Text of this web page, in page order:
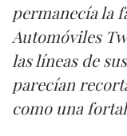
permanecía la
Automóviles
las líneas de
parecían
como una